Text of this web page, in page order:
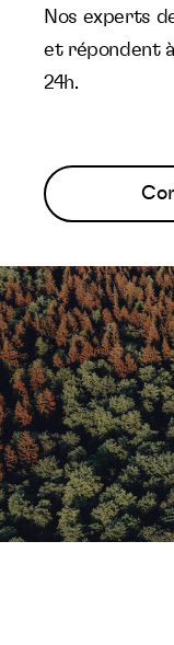
Nos experts
et répondent
24h.